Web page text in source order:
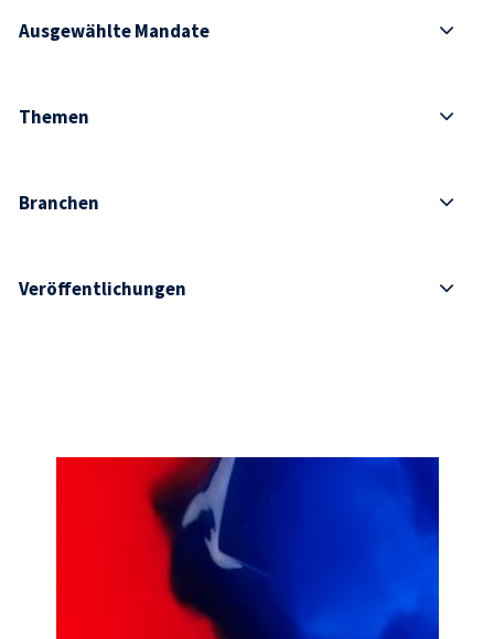
Ausgewählte Mandate
Themen
Branchen
Veröffentlichungen